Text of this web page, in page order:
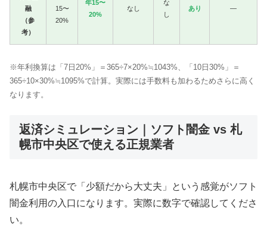
融
（参
考）
15〜
20%
年15〜
20%
なし
な
し
あり —
※年利換算は「7日20%」＝365÷7×20%≒1043%、「10日30%」＝
365÷10×30%≒1095%で計算。実際には手数料も加わるためさらに高く
なります。
返済シミュレーション｜ソフト闇金 vs 札
幌市中央区で使える正規業者
札幌市中央区で「少額だから大丈夫」という感覚がソフト
闇金利用の入口になります。実際に数字で確認してくださ
い。